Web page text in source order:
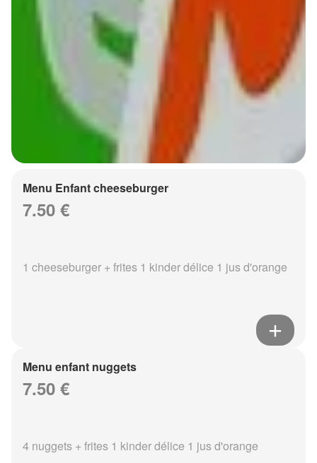
Menu Enfant cheeseburger
7.50 €
1 cheeseburger + frites 1 kinder délice 1 jus d'orange
Menu enfant nuggets
7.50 €
4 nuggets + frites 1 kinder délice 1 jus d'orange